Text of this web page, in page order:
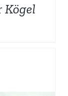
Kögel